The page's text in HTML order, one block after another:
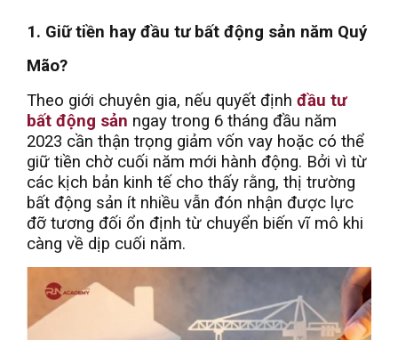
1. Giữ tiền hay đầu tư bất động sản năm Quý
Mão?
Theo giới chuyên gia, nếu quyết định đầu tư
bất động sản ngay trong 6 tháng đầu năm
2023 cần thận trọng giảm vốn vay hoặc có thể
giữ tiền chờ cuối năm mới hành động. Bởi vì từ
các kịch bản kinh tế cho thấy rằng, thị trường
bất động sản ít nhiều vẫn đón nhận được lực
đỡ tương đối ổn định từ chuyển biến vĩ mô khi
càng về dịp cuối năm.